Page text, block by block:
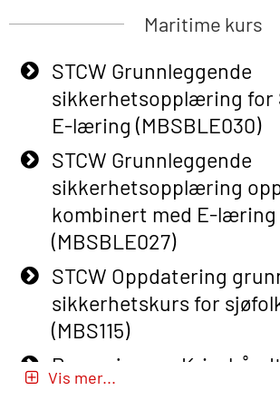
Basic Safety Training
Basic Safety Training –
Course (English) with E-
(OBSBLE048)
Basic Safety Training –
Course (English)
Basic Safety Training –
Course (English) for
response personnel with
learning (OBSBLE050)
Helikopterevakuering
med adaptive e-læring
Maritime kurs
STCW Grunnleggende
sikkerhetsopplæring for
E-læring (MBSBLE030)
STCW Grunnleggende
sikkerhetsopplæring
kombinert med E-læring
(MBSBLE027)
STCW Oppdatering
sikkerhetskurs for
(MBS115)
Passasjer- og
(MBSBLE020)
Vis mer...